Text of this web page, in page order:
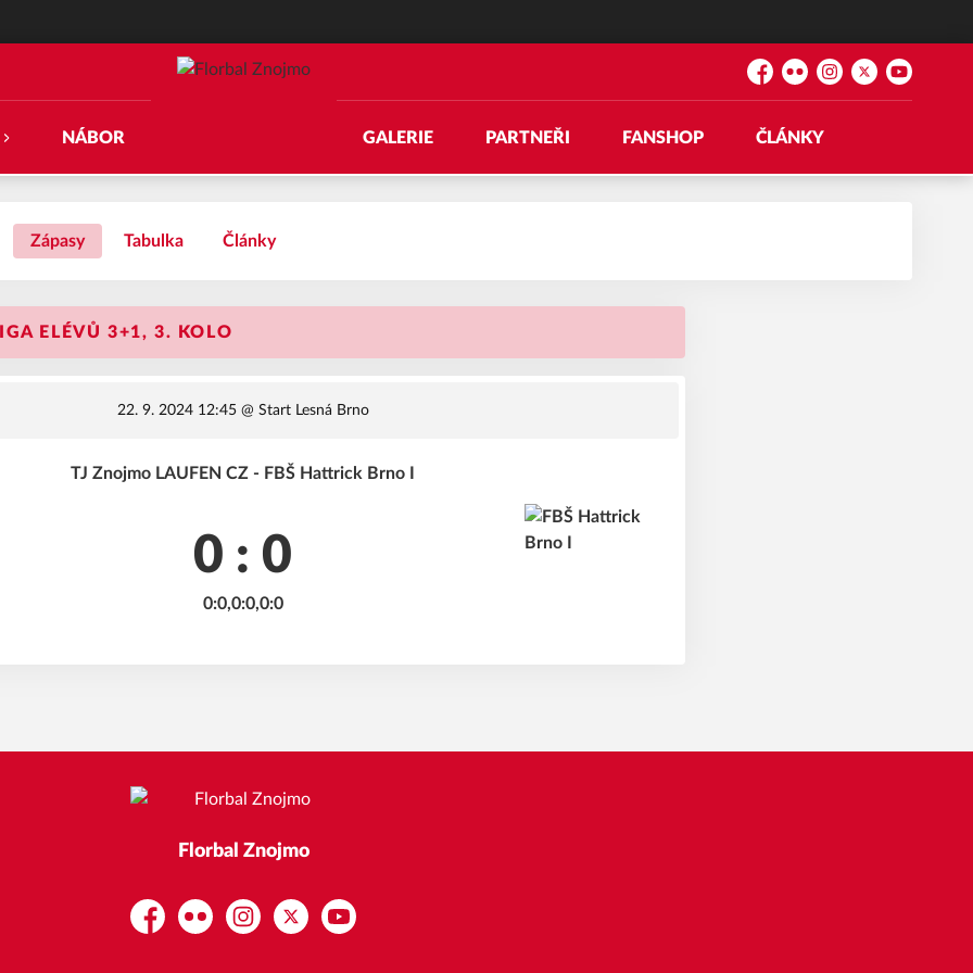
Facebook
Flickr InstagramPlatform X
YouTube
NÁBOR GALERIE PARTNEŘI FANSHOP ČLÁNKY
Zápasy Tabulka Články
ELÉVŮ 3+1, 3. KOLO
22. 9. 2024 12:45@ Start Lesná Brno
TJ Znojmo LAUFEN CZ - FBŠ Hattrick Brno I
0 : 0
0:0,0:0,0:0
Florbal Znojmo
FacebookFlickr InstagramPlatform X
YouTube